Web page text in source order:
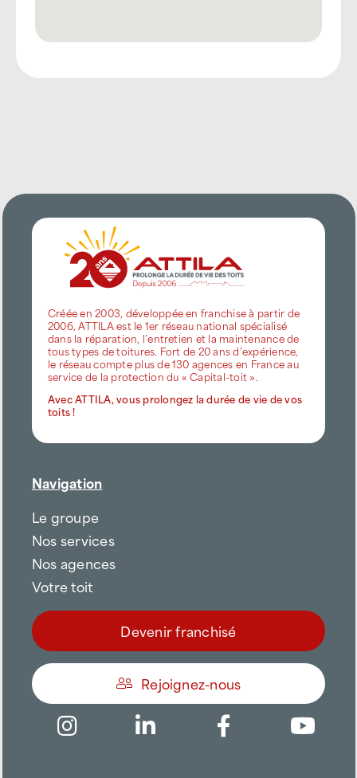
Créée en 2003, développée en franchise à partir de
2006, ATTILA est le 1er réseau national spécialisé
dans la réparation, l’entretien et la maintenance de
tous types de toitures. Fort de 20 ans d’expérience,
le réseau compte plus de 130 agences en France au
service de la protection du « Capital-toit ».
Avec ATTILA, vous prolongez la durée de vie de vos
toits !
Navigation
Le groupe
Nos services
Nos agences
Votre toit
Devenir franchisé
Rejoignez-nous